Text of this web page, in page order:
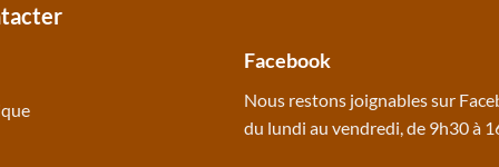
Facebook
Nous restons joignables sur
du lundi au vendredi, de 9h30 à